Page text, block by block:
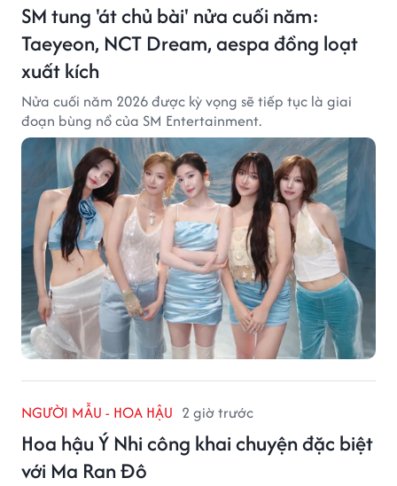
SM tung 'át chủ bài' nửa cuối năm:
Taeyeon, NCT Dream, aespa đồng loạt
xuất kích
Nửa cuối năm 2026 được kỳ vọng sẽ tiếp tục là giai
đoạn bùng nổ của SM Entertainment.
NGƯỜI MẪU - HOA HẬU 2 giờ trước
Hoa hậu Ý Nhi công khai chuyện đặc biệt
với Ma Ran Đô